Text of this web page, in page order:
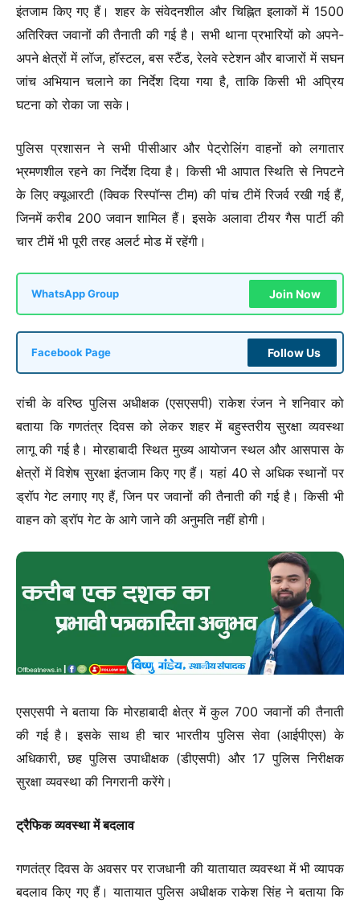
इंतजाम किए गए हैं। शहर के संवेदनशील और चिह्नित इलाकों में 1500
अतिरिक्त जवानों की तैनाती की गई है। सभी थाना प्रभारियों को अपने-
अपने क्षेत्रों में लॉज, हॉस्टल, बस स्टैंड, रेलवे स्टेशन और बाजारों में सघन
जांच अभियान चलाने का निर्देश दिया गया है, ताकि किसी भी अप्रिय
घटना को रोका जा सके।
पुलिस प्रशासन ने सभी पीसीआर और पेट्रोलिंग वाहनों को लगातार
भ्रमणशील रहने का निर्देश दिया है। किसी भी आपात स्थिति से निपटने
के लिए क्यूआरटी (क्विक रिस्पॉन्स टीम) की पांच टीमें रिजर्व रखी गई हैं,
जिनमें करीब 200 जवान शामिल हैं। इसके अलावा टीयर गैस पार्टी की
चार टीमें भी पूरी तरह अलर्ट मोड में रहेंगी।
WhatsApp Group Join Now
Facebook Page Follow Us
रांची के वरिष्ठ पुलिस अधीक्षक (एसएसपी) राकेश रंजन ने शनिवार को
बताया कि गणतंत्र दिवस को लेकर शहर में बहुस्तरीय सुरक्षा व्यवस्था
लागू की गई है। मोरहाबादी स्थित मुख्य आयोजन स्थल और आसपास के
क्षेत्रों में विशेष सुरक्षा इंतजाम किए गए हैं। यहां 40 से अधिक स्थानों पर
ड्रॉप गेट लगाए गए हैं, जिन पर जवानों की तैनाती की गई है। किसी भी
वाहन को ड्रॉप गेट के आगे जाने की अनुमति नहीं होगी।
एसएसपी ने बताया कि मोरहाबादी क्षेत्र में कुल 700 जवानों की तैनाती
की गई है। इसके साथ ही चार भारतीय पुलिस सेवा (आईपीएस) के
अधिकारी, छह पुलिस उपाधीक्षक (डीएसपी) और 17 पुलिस निरीक्षक
सुरक्षा व्यवस्था की निगरानी करेंगे।
ट्रैफिक व्यवस्था में बदलाव
गणतंत्र दिवस के अवसर पर राजधानी की यातायात व्यवस्था में भी व्यापक
बदलाव किए गए हैं। यातायात पुलिस अधीक्षक राकेश सिंह ने बताया कि